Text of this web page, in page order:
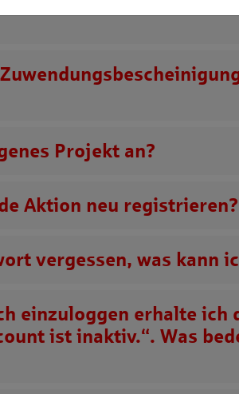
Projekt an?
Aktion neu registrieren?
vergessen, was kann
einzuloggen erhalte ich
ist inaktiv.“. Was